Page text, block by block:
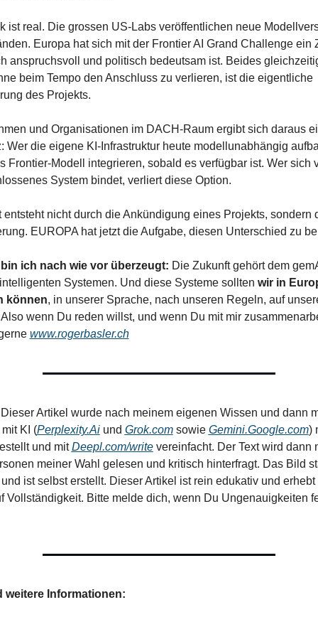
ist real. Die grossen US-Labs veröffentlichen neue
Europa hat sich mit der Frontier AI Grand Challenge ein
anspruchsvoll und politisch bedeutsam ist. Beides
beim Tempo den Anschluss zu verlieren, ist die eigentliche
des Projekts.
und Organisationen im DACH-Raum ergibt sich daraus
Wer die eigene KI-Infrastruktur heute modellunabhängig
Frontier-Modell integrieren, sobald es verfügbar ist. Wer sich
System bindet, verliert diese Option.
entsteht nicht durch die Ankündigung eines Projekts, sondern
EUROPA hat jetzt die Aufgabe, diesen Unterschied zu
ich nach wie vor überzeugt: Die Zukunft gehört dem
Systemen. Und diese Systeme sollten wir in
können, in unserer Sprache, nach unseren Regeln, auf
Also wenn Du reden willst, und wenn Du mit mir
www.rogerbasler.ch
Dieser Artikel wurde nach meinem eigenen Wissen und dann
KI (Perplexity.Ai und Grok.com sowie Gemini.Google.com)
und mit Deepl.com/write vereinfacht. Der Text wird dann
ist selbst erstellt. Dieser Artikel ist rein edukativ und erhebt
Vollständigkeit. Bitte melde dich, wenn Du Ungenauigkeiten
weitere Informationen: